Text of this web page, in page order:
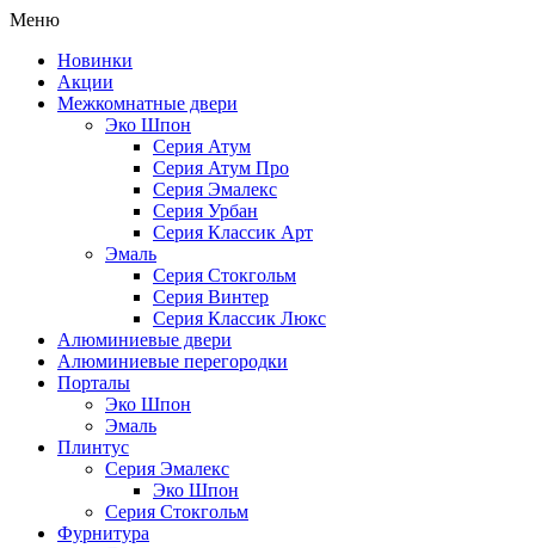
Меню
Новинки
Акции
Межкомнатные двери
Эко Шпон
Серия Атум
Серия Атум Про
Серия Эмалекс
Серия Урбан
Серия Классик Арт
Эмаль
Серия Стокгольм
Серия Винтер
Серия Классик Люкс
Алюминиевые двери
Алюминиевые перегородки
Порталы
Эко Шпон
Эмаль
Плинтус
Серия Эмалекс
Эко Шпон
Серия Стокгольм
Фурнитура